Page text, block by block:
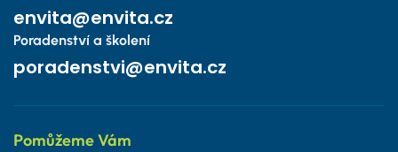
envita@envita.cz
Poradenství a školení
poradenstvi@envita.cz
Pomůžeme Vám